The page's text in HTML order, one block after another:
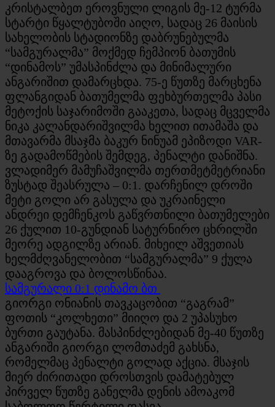
კრისტალბეთ ეროვნული ლიგის მე-12 ტურმა
სტარტი წყალტუბოში აიღო, სადაც 26 მაისის
სახელობის სტადიონზე დაბრუნებულმა
“სამგურალმა” მოქმედ ჩემპიონ ბათუმის
“დინამოს” უმასპინძლა და მინიმალური
ანგარიშით დამარცხდა. 75-ე წუთზე მარცხენა
ფლანგიდან ბათუმელმა ფეხბურთელმა პასი
მეტოქის საჯარიმოში გააკეთა, სადაც მცველმა
ნიკა კალანდარიშვილმა ხელით ითამაშა და
მთავარმა მსაჯმა ბაკურ ნინუამ ეპიზოდი VAR-
ზე გადამოწმების შემდეგ, პენალტი დანიშნა.
ვლადიმერ მამუჩაშვილმა თერთმეტმეტრიანი
ზუსტად შეასრულა – 0:1. დარჩენილ დროში
მეტი გოლი არ გასულა და უკრაინელი
ანდრეი დემჩენკოს გაწვრთნილი ბათუმელები
26 ქულით 10-გუნდიან სატურნირო ცხრილში
მეორე ადგილზე არიან. მიხეილ აშვეთიას
ხელმძღვანელობით “სამგურალმა” 9 ქულა
დააგროვა და ბოლოსწინაა.
სამგურალი 0:1 დინამო ბთ
გიორგი ონიანის თავკაცობით “გაგრამ”
ფოთის “კოლხეთი” მიიღო და 2 უპასუხო
ბურთი გაუტანა. მასპინძლებიდან მე-40 წუთზე
ანგარიში გიორგი ლომთაძემ გახსნა,
რომელმაც პენალტი გოლად აქცია. მსაჯის
მიერ ძირითადი დროსთვის დამატებულ
პირველ წუთზე განელმა დენის ამოაკომ